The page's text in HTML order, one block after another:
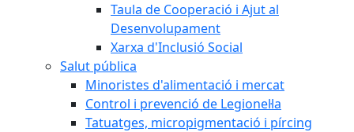
Taula de Cooperació i Ajut al
Desenvolupament
Xarxa d'Inclusió Social
Salut pública
Minoristes d'alimentació i mercat
Control i prevenció de Legionel·la
Tatuatges, micropigmentació i pírcing